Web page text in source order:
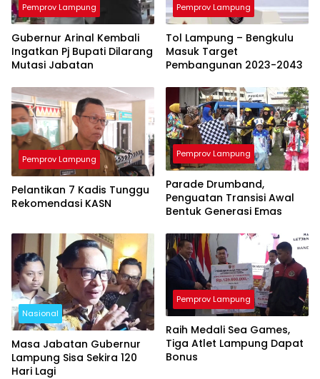
Pemprov Lampung
Gubernur Arinal Kembali
Ingatkan Pj Bupati Dilarang
Mutasi Jabatan
Pemprov Lampung
Tol Lampung – Bengkulu
Masuk Target
Pembangunan 2023-2043
Pemprov Lampung
Pelantikan 7 Kadis Tunggu
Rekomendasi KASN
Pemprov Lampung
Parade Drumband,
Penguatan Transisi Awal
Bentuk Generasi Emas
Nasional
Masa Jabatan Gubernur
Lampung Sisa Sekira 120
Hari Lagi
Pemprov Lampung
Raih Medali Sea Games,
Tiga Atlet Lampung Dapat
Bonus